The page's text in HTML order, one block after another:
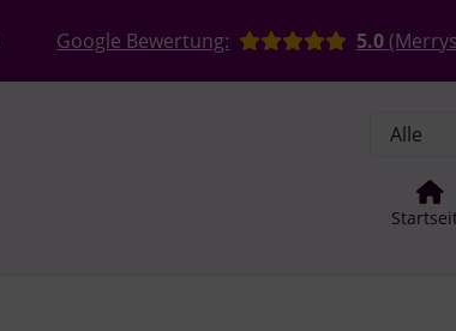
Google Bewertung: 5.0